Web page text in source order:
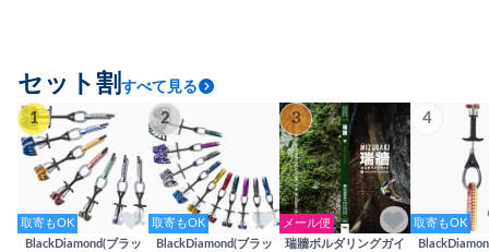
セット割 すべて見る
1
取寄もOK
BlackDiamond(ブラッ
2
取寄もOK
BlackDiamond(ブラッ
3
メール便
瑞牆ボルダリングガイ
4
取寄もOK